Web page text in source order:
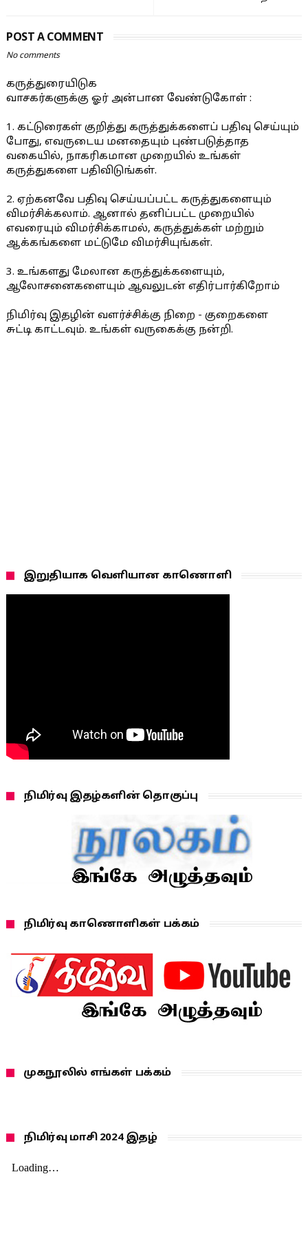
POST A COMMENT
No comments
கருத்துரையிடுக
வாசகர்களுக்கு ஓர் அன்பான வேண்டுகோள் :
1. கட்டுரைகள் குறித்து கருத்துக்களைப் பதிவு செய்யும்
போது, எவருடைய மனதையும் புண்படுத்தாத
வகையில், நாகரிகமான முறையில் உங்கள்
கருத்துகளை பதிவிடுங்கள்.
2. ஏற்கனவே பதிவு செய்யப்பட்ட கருத்துகளையும்
விமர்சிக்கலாம். ஆனால் தனிப்பட்ட முறையில்
எவரையும் விமர்சிக்காமல், கருத்துக்கள் மற்றும்
ஆக்கங்களை மட்டுமே விமர்சியுங்கள்.
3. உங்களது மேலான கருத்துக்களையும்,
ஆலோசனைகளையும் ஆவலுடன் எதிர்பார்கிறோம்
நிமிர்வு இதழின் வளர்ச்சிக்கு நிறை - குறைகளை
சுட்டி காட்டவும். உங்கள் வருகைக்கு நன்றி.
இறுதியாக வெளியான காணொளி
நிமிர்வு இதழ்களின் தொகுப்பு
நிமிர்வு காணொளிகள் பக்கம்
முகநூலில் எங்கள் பக்கம்
நிமிர்வு மாசி 2024 இதழ்